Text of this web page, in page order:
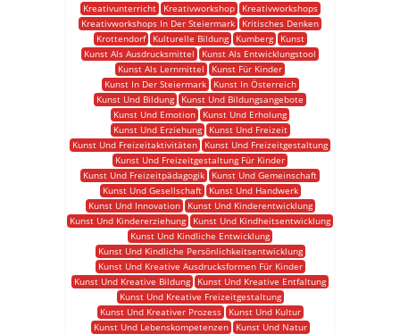
Kreativunterricht
Kreativworkshop
Kreativworkshops
Kreativworkshops In Der Steiermark
Kritisches Denken
Krottendorf
Kulturelle Bildung Kumberg
Kunst
Kunst Als Ausdrucksmittel
Kunst Als Entwicklungstool
Kunst Als Lernmittel
Kunst Für Kinder
Kunst In Der Steiermark
Kunst In Österreich
Kunst Und Bildung
Kunst Und Bildungsangebote
Kunst Und Emotion
Kunst Und Erholung
Kunst Und Erziehung
Kunst Und Freizeit
Kunst Und Freizeitaktivitäten
Kunst Und Freizeitgestaltung
Kunst Und Freizeitgestaltung Für Kinder
Kunst Und Freizeitpädagogik
Kunst Und Gemeinschaft
Kunst Und Gesellschaft
Kunst Und Handwerk
Kunst Und Innovation
Kunst Und Kinderentwicklung
Kunst Und Kindererziehung
Kunst Und Kindheitsentwicklung
Kunst Und Kindliche Entwicklung
Kunst Und Kindliche Persönlichkeitsentwicklung
Kunst Und Kreative Ausdrucksformen Für Kinder
Kunst Und Kreative Bildung
Kunst Und Kreative Entfaltung
Kunst Und Kreative Freizeitgestaltung
Kunst Und Kreativer Prozess
Kunst Und Kultur
Kunst Und Lebenskompetenzen
Kunst Und Natur